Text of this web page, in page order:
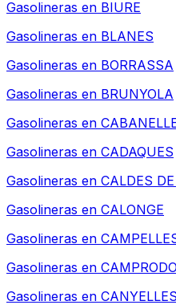
Gasolineras en BIURE
Gasolineras en BLANES
Gasolineras en BORRASSA
Gasolineras en BRUNYOLA
Gasolineras en
Gasolineras en CADAQUES
Gasolineras en CALDES
Gasolineras en CALONGE
Gasolineras en
Gasolineras en
Gasolineras en